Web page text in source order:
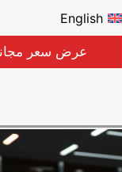
سعر مجاني